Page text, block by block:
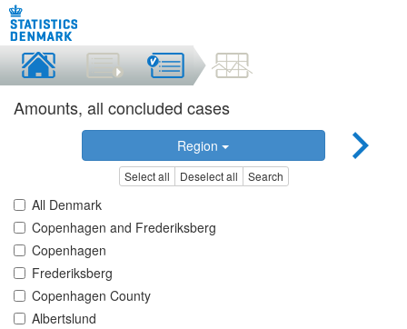
Amounts, all concluded cases
Region
Select all Deselect all Search
All Denmark
Copenhagen and Frederiksberg
Copenhagen
Frederiksberg
Copenhagen County
Albertslund